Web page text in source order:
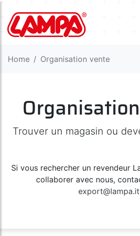
Home Organisation vente
Trouver un magasin ou
Si vous rechercher un revendeur
collaborer avec nous,
export@lampa.it